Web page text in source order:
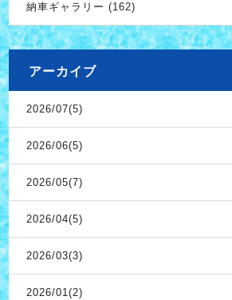
納車ギャラリー (162)
アーカイブ
2026/07(5)
2026/06(5)
2026/05(7)
2026/04(5)
2026/03(3)
2026/01(2)